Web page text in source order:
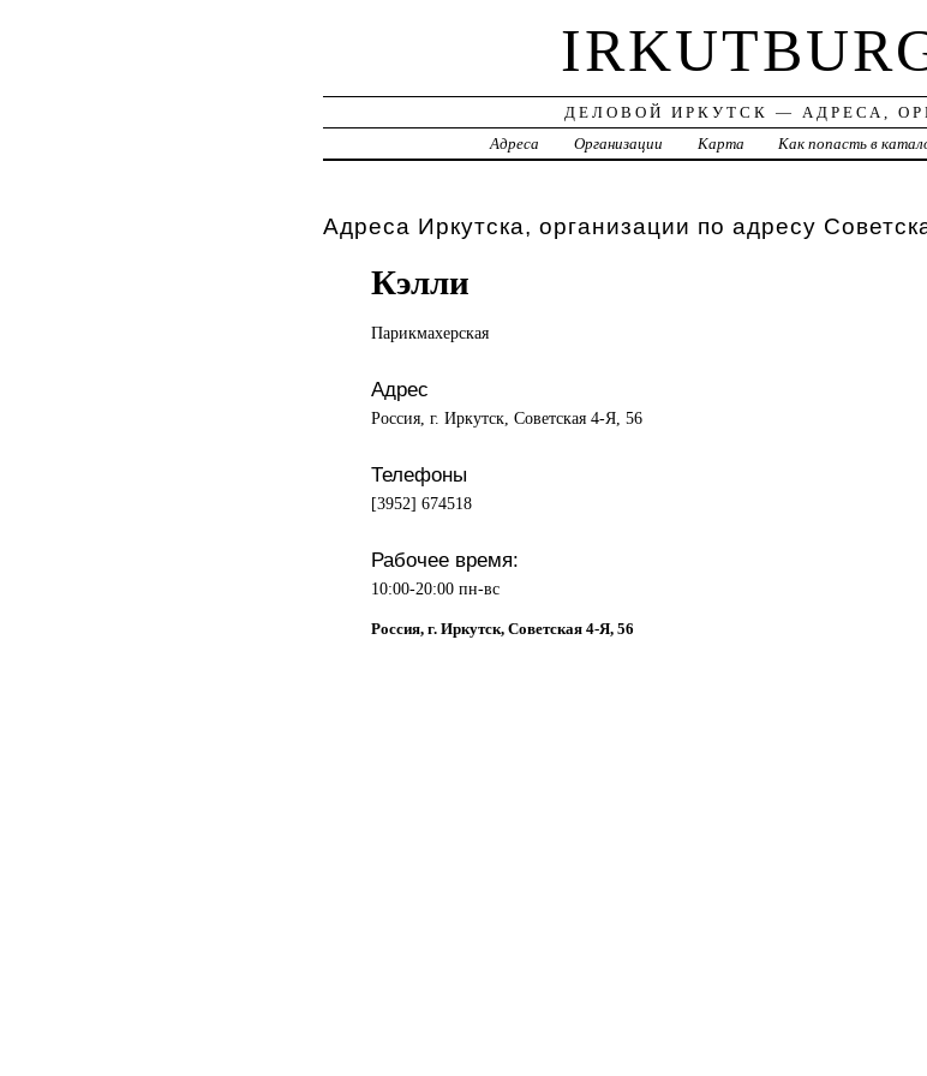
ДЕЛОВОЙ ИРКУТСК — АДРЕСА,
Адреса
Организации Карта Как попасть в
Адреса Иркутска, организации по адресу
Кэлли
Парикмахерская
Адрес
Россия, г. Иркутск, Советская 4-Я, 56
Телефоны
[3952] 674518
Рабочее время:
10:00-20:00 пн-вс
Россия, г. Иркутск, Советская 4-Я, 56